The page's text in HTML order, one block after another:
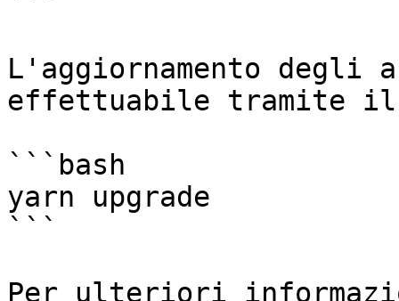
L'aggiornamento degli
effettuabile tramite il
```bash
yarn upgrade
```
Per ulteriori